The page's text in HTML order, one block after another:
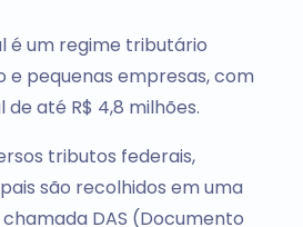
é um regime tributário
e pequenas empresas, com
até R$ 4,8 milhões.
tributos federais,
são recolhidos em uma
DAS (Documento